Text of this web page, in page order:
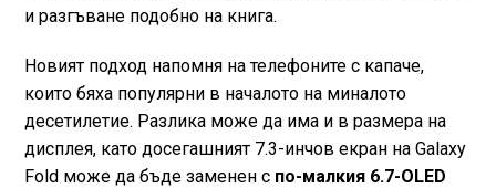
и разгъване подобно на книга.
Новият подход напомня на телефоните с капаче,
които бяха популярни в началото на миналото
десетилетие. Разлика може да има и в размера на
дисплея, като досегашният 7.3-инчов екран на Galaxy
Fold може да бъде заменен спо-малкия 6.7-OLED